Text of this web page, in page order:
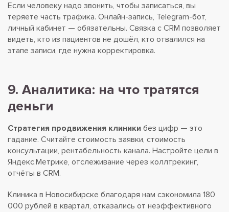
Если человеку надо звонить, чтобы записаться, вы
теряете часть трафика. Онлайн-запись, Telegram-бот,
личный кабинет — обязательны. Связка с CRM позволяет
видеть, кто из пациентов не дошёл, кто отвалился на
этапе записи, где нужна корректировка.
9. Аналитика: на что тратятся
деньги
Стратегия продвижения клиники без цифр — это
гадание. Считайте стоимость заявки, стоимость
консультации, рентабельность канала. Настройте цели в
Яндекс.Метрике, отслеживание через коллтрекинг,
отчёты в CRM.
Клиника в Новосибирске благодаря нам сэкономила 180
000 рублей в квартал, отказались от неэффективного